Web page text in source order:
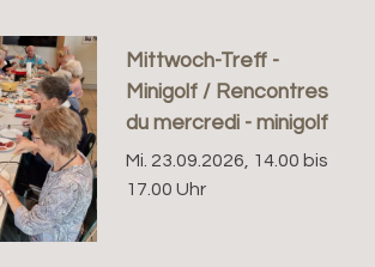
Mittwoch-Treff -
Minigolf / Rencontres
du mercredi - minigolf
Mi. 23.09.2026, 14.00 bis
17.00 Uhr